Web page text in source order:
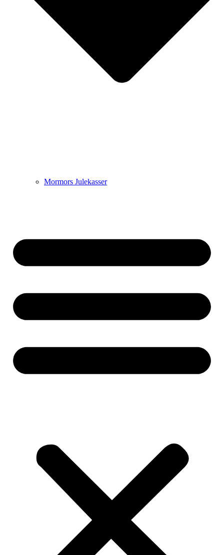
Mormors Julekasser